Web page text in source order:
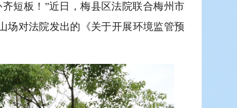
短板！”近日，梅县区法院联合梅州市
场对法院发出的《关于开展环境监管预